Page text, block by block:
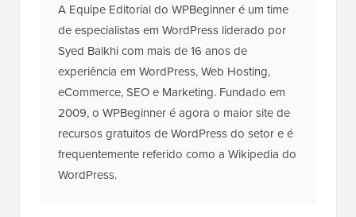
A Equipe Editorial do WPBeginner é um time
de especialistas em WordPress liderado por
Syed Balkhi com mais de 16 anos de
experiência em WordPress, Web Hosting,
eCommerce, SEO e Marketing. Fundado em
2009, o WPBeginner é agora o maior site de
recursos gratuitos de WordPress do setor e é
frequentemente referido como a Wikipedia do
WordPress.